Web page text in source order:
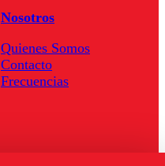
Nosotros
Quienes Somos
Contacto
Frecuencias